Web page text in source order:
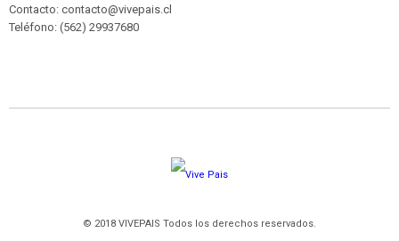
Contacto: contacto@vivepais.cl
Teléfono: (562) 29937680
© 2018 VIVEPAIS Todos los derechos reservados.